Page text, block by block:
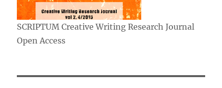
SCRIPTUM Creative Writing Research Journal
Open Access